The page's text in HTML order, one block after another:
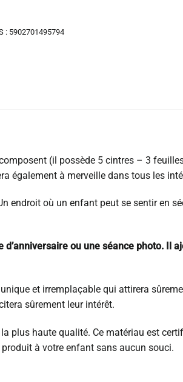
: 5902701495794
(il possède 5 cintres – 3
également à merveille dans tous les
endroit où un enfant peut se sentir en
ou une séance photo. Il
et irremplaçable qui attirera
sûrement leur intérêt.
plus haute qualité. Ce matériau est
à votre enfant sans aucun souci.